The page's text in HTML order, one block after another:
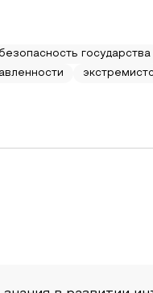
безопасность государства